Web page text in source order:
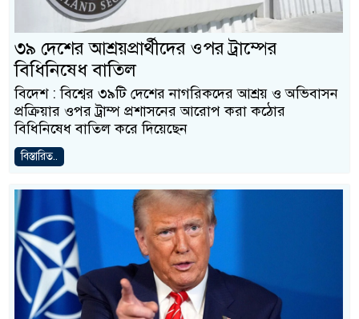
৩৯ দেশের আশ্রয়প্রার্থীদের ওপর ট্রাম্পের
বিধিনিষেধ বাতিল
বিদেশ : বিশ্বের ৩৯টি দেশের নাগরিকদের আশ্রয় ও অভিবাসন
প্রক্রিয়ার ওপর ট্রাম্প প্রশাসনের আরোপ করা কঠোর
বিধিনিষেধ বাতিল করে দিয়েছেন
বিস্তারিত..